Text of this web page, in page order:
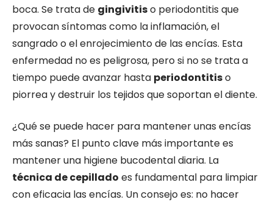
boca. Se trata de gingivitiso periodontitis que
provocan síntomas como la inflamación, el
sangrado o el enrojecimiento de las encías. Esta
enfermedad no es peligrosa, pero si no se trata a
tiempo puede avanzar hasta periodontitiso
piorrea y destruir los tejidos que soportan el diente.
¿Qué se puede hacer para mantener unas encías
más sanas? El punto clave más importante es
mantener una higiene bucodental diaria. La
técnica de cepillado es fundamental para limpiar
con eficacia las encías. Un consejo es: no hacer